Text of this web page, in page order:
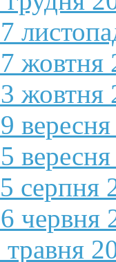
жовтня
жовтня
серпня
червня